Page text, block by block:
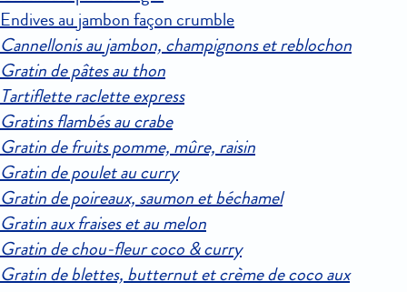
Endives au jambon façon crumble
Cannellonis au jambon, champignons et reblochon
Gratin de pâtes au thon
Tartiflette raclette express
Gratins flambés au crabe
Gratin de fruits pomme, mûre, raisin
Gratin de poulet au curry
Gratin de poireaux, saumon et béchamel
Gratin aux fraises et au melon
Gratin de chou-fleur coco & curry
Gratin de blettes, butternut et crème de coco aux